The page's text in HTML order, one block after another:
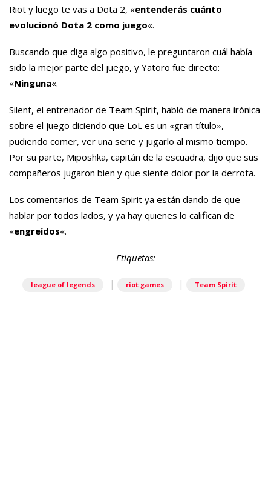
Riot y luego te vas a Dota 2, «entenderás cuánto
evolucionó Dota 2 como juego«.
Buscando que diga algo positivo, le preguntaron cuál había
sido la mejor parte del juego, y Yatoro fue directo:
«Ninguna«.
Silent, el entrenador de Team Spirit, habló de manera irónica
sobre el juego diciendo que LoL es un «gran título»,
pudiendo comer, ver una serie y jugarlo al mismo tiempo.
Por su parte, Miposhka, capitán de la escuadra, dijo que sus
compañeros jugaron bien y que siente dolor por la derrota.
Los comentarios de Team Spirit ya están dando de que
hablar por todos lados, y ya hay quienes lo califican de
«engreídos«.
Etiquetas:
league of legends | riot games | Team Spirit